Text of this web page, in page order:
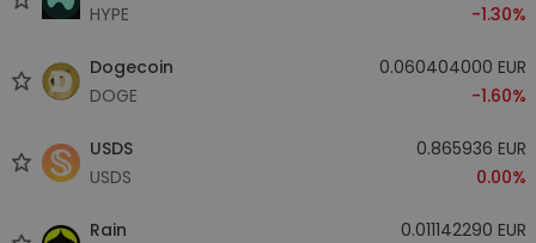
HYPE
-1.30%
Dogecoin
DOGE
0.060404000 EUR
-1.60%
USDS
USDS
0.865936 EUR
0.00%
Rain 0.011142290 EUR